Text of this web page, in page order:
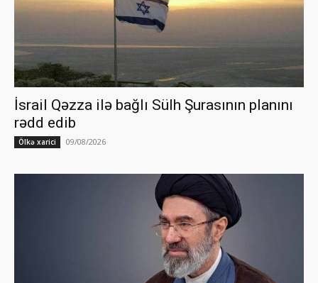
İsrail Qəzza ilə bağlı Sülh Şurasının planını
rədd edib
Ölkə xarici 09/08/2026